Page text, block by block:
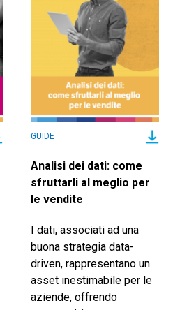
GUIDE
Analisi dei dati: come
sfruttarli al meglio per
le vendite
I dati, associati ad una
buona strategia data-
driven, rappresentano un
asset inestimabile per le
aziende, offrendo